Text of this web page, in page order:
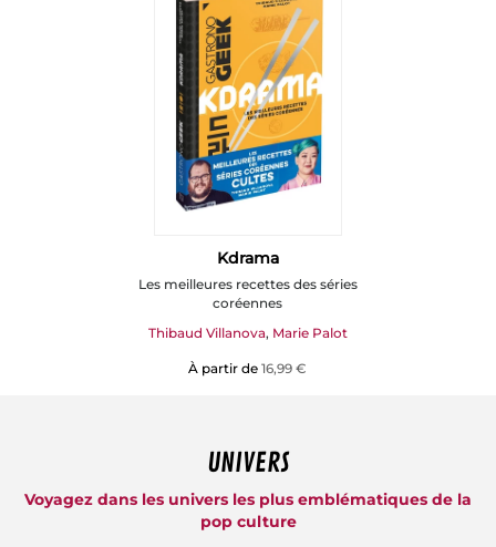
Kdrama
Les meilleures recettes des séries
coréennes
Thibaud Villanova, Marie Palot
À partir de16,99 €
UNIVERS
Voyagez dans les univers les plus emblématiques de la
pop culture